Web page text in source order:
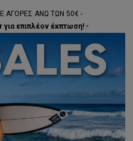
ΑΓΟΡΕΣ ΑΝΩ ΤΩΝ 50€ -
επιπλέον έκπτωση! -